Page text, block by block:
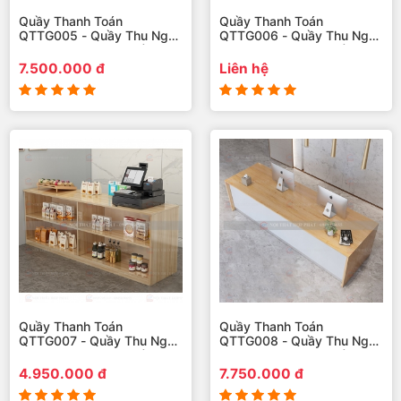
Quầy Thanh Toán
QTTG005 - Quầy Thu Ngân
Quán Cafe, Shop, Quầy
Mini, Quầy Gỗ Đa Năng
7.500.000 đ
Quầy Thanh Toán
QTTG006 - Quầy Thu Ngân
Quán Cafe, Shop, Quầy
Mini, Quầy Gỗ Đa Năng
Liên hệ
Quầy Thanh Toán
QTTG007 - Quầy Thu Ngân
Quán Cafe, Shop, Quầy
Mini, Quầy Gỗ Đa Năng
4.950.000 đ
Quầy Thanh Toán
QTTG008 - Quầy Thu Ngân
Quán Cafe, Shop, Quầy
Mini, Quầy Gỗ Đa Năng
7.750.000 đ